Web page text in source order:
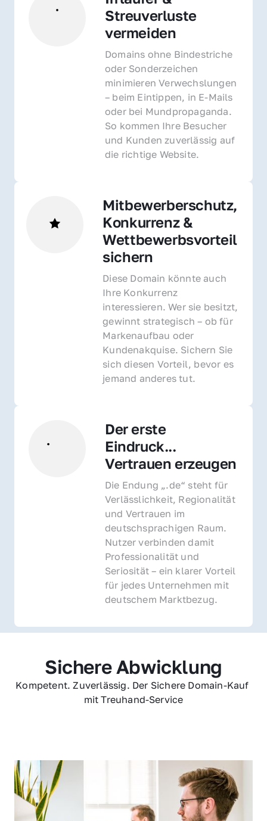
Streuverluste
vermeiden
Domains ohne Bindestriche
oder Sonderzeichen
minimieren Verwechslungen
– beim Eintippen, in E-Mails
oder bei Mundpropaganda.
So kommen Ihre Besucher
und Kunden zuverlässig auf
die richtige Website.
Mitbewerberschutz,
Konkurrenz &
Wettbewerbsvorteil
sichern
Diese Domain könnte auch
Ihre Konkurrenz
interessieren. Wer sie besitzt,
gewinnt strategisch – ob für
Markenaufbau oder
Kundenakquise. Sichern Sie
sich diesen Vorteil, bevor es
jemand anderes tut.
Der erste
Eindruck...
Vertrauen erzeugen
Die Endung „.de“ steht für
Verlässlichkeit, Regionalität
und Vertrauen im
deutschsprachigen Raum.
Nutzer verbinden damit
Professionalität und
Seriosität – ein klarer Vorteil
für jedes Unternehmen mit
deutschem Marktbezug.
Sichere Abwicklung
Kompetent. Zuverlässig. Der Sichere Domain-Kauf
mit Treuhand-Service